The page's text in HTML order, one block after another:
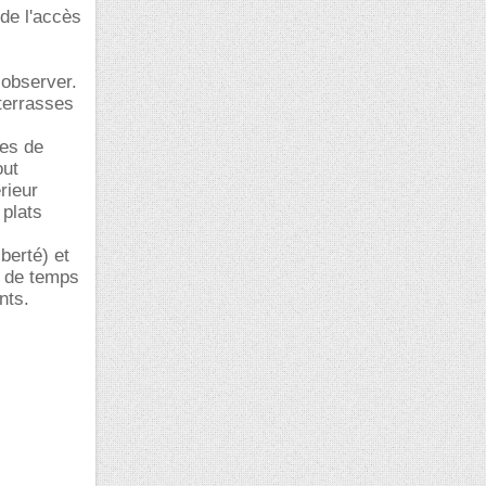
l'accès
de
et
temps